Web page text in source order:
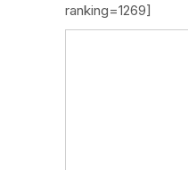
ranking=1269]